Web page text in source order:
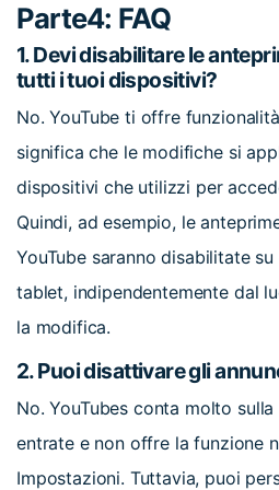
Parte4: FAQ
1. Devi disabilitare le
tutti i tuoi dispositivi?
No. YouTube ti offre
significa che le modifiche si
dispositivi che utilizzi per
Quindi, ad esempio, le
YouTube saranno disabilitate
tablet, indipendentemente dal
la modifica.
2. Puoi disattivare gli
No. YouTubes conta molto
entrate e non offre la funzione
Impostazioni. Tuttavia, puoi